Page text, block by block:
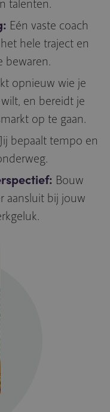
talenten.
Eén vaste coach
hele traject en
bewaren.
opnieuw wie je
en bereidt je
op te gaan.
Jij bepaalt tempo en
Bouw
aansluit bij jouw